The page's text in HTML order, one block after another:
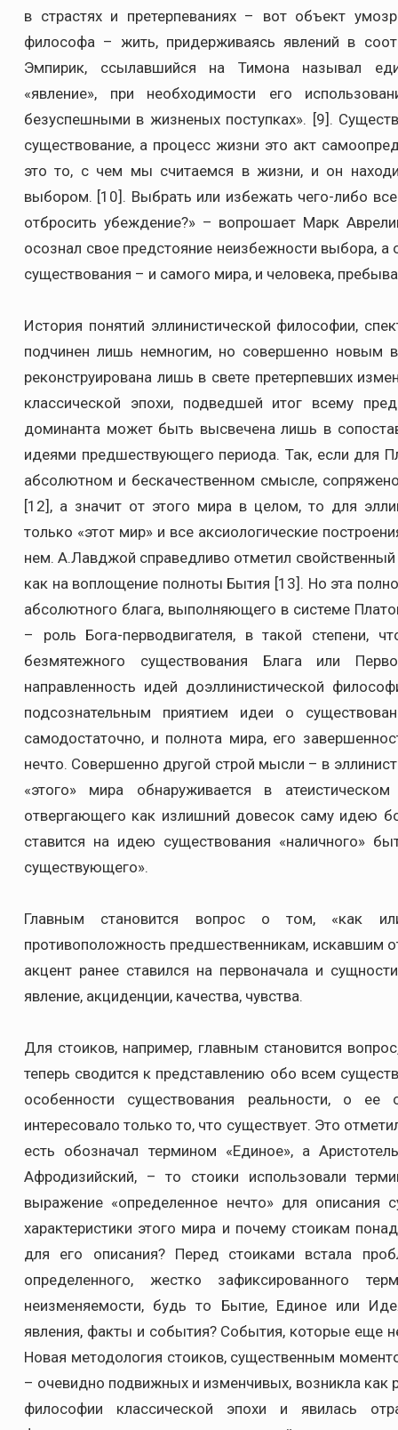
в страстях и претерпеваниях – вот объект
философа – жить, придерживаясь явлений в
Эмпирик, ссылавшийся на Тимона называл
«явление», при необходимости его
безуспешными в жизненых поступках». [9].
существование, а процесс жизни это акт
это то, с чем мы считаемся в жизни, и он
выбором. [10]. Выбрать или избежать чего-либо
отбросить убеждение?» – вопрошает Марк
осознал свое предстояние неизбежности выбора,
существования – и самого мира, и человека,
История понятий эллинистической философии,
подчинен лишь немногим, но совершенно новым
реконструирована лишь в свете претерпевших
классической эпохи, подведшей итог всему
доминанта может быть высвечена лишь в
идеями предшествующего периода. Так, если для
абсолютном и бескачественном смысле,
[12], а значит от этого мира в целом, то для
только «этот мир» и все аксиологические
нем. А.Лавджой справедливо отметил
как на воплощение полноты Бытия [13]. Но эта
абсолютного блага, выполняющего в системе
– роль Бога-перводвигателя, в такой степени,
безмятежного существования Блага или
направленность идей доэллинистической
подсознательным приятием идеи о
самодостаточно, и полнота мира, его
нечто. Совершенно другой строй мысли – в
«этого» мира обнаруживается в
отвергающего как излишний довесок саму идею
ставится на идею существования «наличного»
существующего».
Главным становится вопрос о том, «как
противоположность предшественникам, искавшим
акцент ранее ставился на первоначала и
явление, акциденции, качества, чувства.
Для стоиков, например, главным становится
теперь сводится к представлению обо всем
особенности существования реальности, о ее
интересовало только то, что существует. Это
есть обозначал термином «Единое», а
Афродизийский, – то стоики использовали
выражение «определенное нечто» для
характеристики этого мира и почему стоикам
для его описания? Перед стоиками встала
определенного, жестко зафиксированного
неизменяемости, будь то Бытие, Единое или
явления, факты и события? События, которые еще
Новая методология стоиков, существенным
– очевидно подвижных и изменчивых, возникла как
философии классической эпохи и явилась